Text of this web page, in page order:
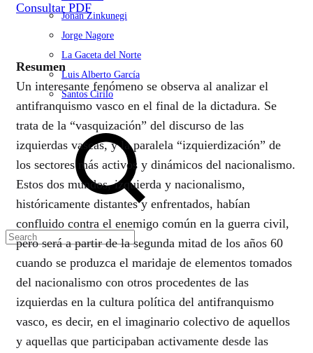
Jonan Zinkunegi
Jorge Nagore
La Gaceta del Norte
Luis Alberto García
Santos Cirilo
Search
Consultar PDF
Resumen
Un interesante fenómeno se observa al analizar el
antifranquismo vasco en el final de la dictadura. Se
trata de la “vasquización” del discurso de las
izquierdas vascas, y la paralela “izquierdización” de
los sectores más activos y dinámicos del nacionalismo.
Estos dos mundos, izquierda y nacionalismo,
históricamente distantes y enfrentados, habían
confluido contra el enemigo común en la guerra civil,
pero será a partir de la segunda mitad de los años 60
cuando se produzca el maridaje de elementos tomados
del nacionalismo con otros procedentes de las
izquierdas en la cultura política del antifranquismo
vasco, es decir, en el imaginario colectivo de aquellos
y aquellas que participaban activamente desde las